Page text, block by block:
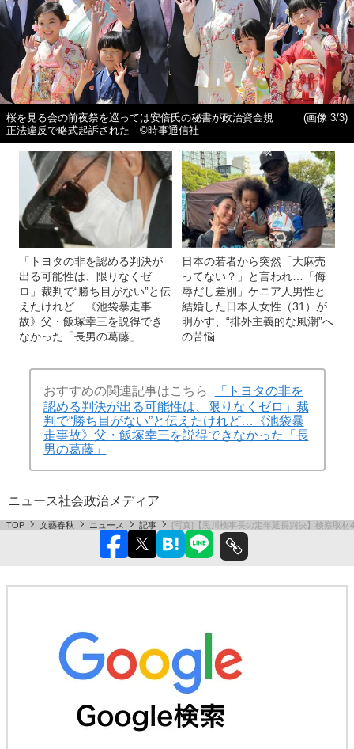
桜を見る会の前夜祭を巡っては安倍氏の秘書が政治資金規
正法違反で略式起訴された ©時事通信社
(画像 3/3)
「トヨタの非を認める判決が
出る可能性は、限りなくゼ
ロ」裁判で“勝ち目がない”と伝
えたけれど…《池袋暴走事
故》父・飯塚幸三を説得でき
なかった「長男の葛藤」
日本の若者から突然「大麻売
ってない？」と言われ…「侮
辱だし差別」ケニア人男性と
結婚した日本人女性（31）が
明かす、“排外主義的な風潮”へ
の苦悩
おすすめの関連記事はこちら
「トヨタの非を
認める判決が出る可能性は、限りなくゼロ」裁
判で“勝ち目がない”と伝えたけれど…《池袋暴
走事故》父・飯塚幸三を説得できなかった「長
男の葛藤」
ニュース社会政治 メディア
TOP 文藝春秋 ニュース 記事 [写真]【黒川検事長の定年延長判決】検察取